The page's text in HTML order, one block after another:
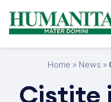
Skip
to
Home» News»
Cistite